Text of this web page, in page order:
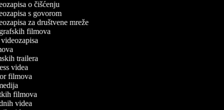
o čišćenju
s govorom
za društvene mreže
filmova
videozapisa
trailera
videa
filmova
filmova
videa